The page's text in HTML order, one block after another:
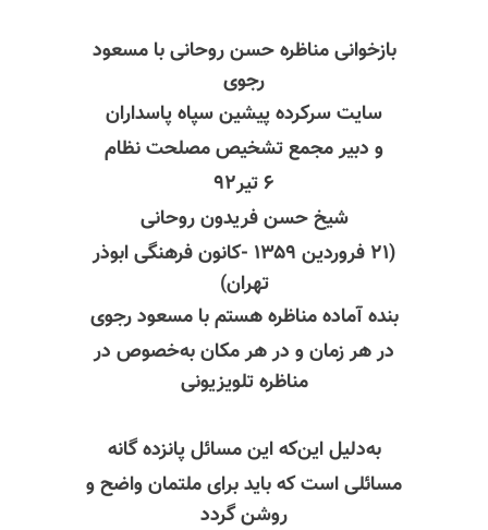
بازخوانی مناظره حسن روحانی با مسعود
رجوی
سایت سرکرده پیشین سپاه پاسداران
و دبیر مجمع تشخیص مصلحت نظام
۶ تیر۹۲
شیخ حسن فریدون روحانی
(۲۱ فروردین ۱۳۵۹ -کانون فرهنگی ابوذر
تهران)
بنده آماده مناظره هستم با مسعود رجوی
در هر زمان و در هر مکان به‌خصوص در
مناظره تلویزیونی
به‌دلیل این‌که این مسائل پانزده گانه
مسائلی است که باید برای ملتمان واضح و
روشن گردد